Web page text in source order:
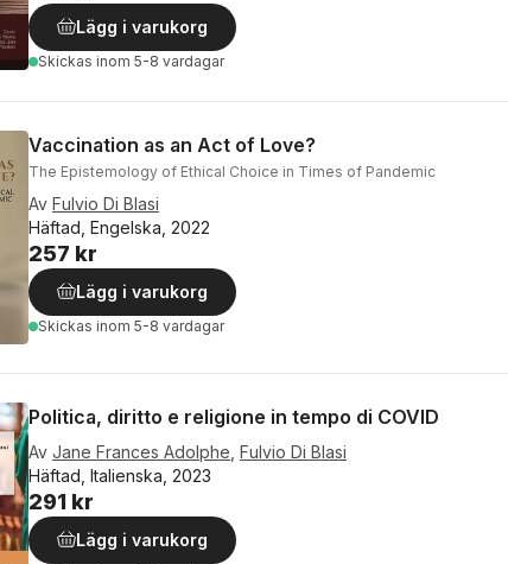
Lägg i varukorg
Skickas inom 5-8 vardagar
Vaccination as an Act of Love?
The Epistemology of Ethical Choice in Times of Pandemic
Av Fulvio Di Blasi
Häftad, Engelska, 2022
257 kr
Lägg i varukorg
Skickas inom 5-8 vardagar
Politica, diritto e religione in tempo di COVID
Av Jane Frances Adolphe Fulvio Di Blasi
Häftad, Italienska, 2023
291 kr
Lägg i varukorg